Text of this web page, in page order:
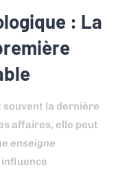
: La
souvent la dernière
affaires, elle peut
enseigne
influence